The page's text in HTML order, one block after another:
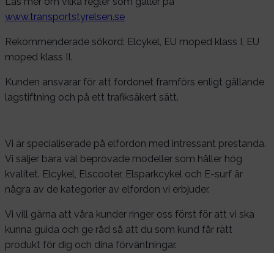
www.transportstyrelsen.se
Rekommenderade sökord: Elcykel, EU moped klass I, EU
moped klass II.
Kunden ansvarar för att fordonet framförs enligt gällande
lagstiftning och på ett trafiksäkert sätt.
Vi är specialiserade på elfordon med intressant prestanda.
Vi säljer bara väl beprövade modeller som håller hög
kvalitet. Elcykel, Elscooter, Elsparkcykel och E-surf är
några av de kategorier av elfordon vi erbjuder.
Vi vill gärna att våra kunder ringer oss först för att vi ska
kunna guida och ge råd så att du som kund får rätt
produkt för dig och dina förväntningar.